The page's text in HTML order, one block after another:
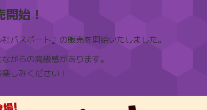
始！
パスポート』の販売を開始いたしました。
がらの高級感があります。
しみください！